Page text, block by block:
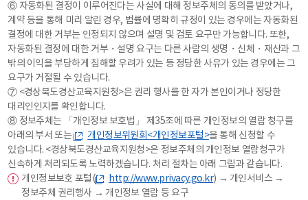
⑥ 자동화된 결정이 이루어진다는 사실에 대해 정보주체의 동의를 받았거나,
계약 등을 통해 미리 알린 경우, 법률에 명확히 규정이 있는 경우에는 자동화된
결정에 대한 거부는 인정되지 않으며 설명 및 검토 요구만 가능합니다. 또한,
자동화된 결정에 대한 거부・설명 요구는 다른 사람의 생명・신체・재산과 그
밖의 이익을 부당하게 침해할 우려가 있는 등 정당한 사유가 있는 경우에는 그
요구가 거절될 수 있습니다.
⑦ <경상북도경산교육지원청>은 권리 행사를 한 자가 본인이거나 정당한
대리인인지를 확인합니다.
⑧ 정보주체는 「개인정보 보호법」 제35조에 따른 개인정보의 열람 청구를
아래의 부서 또는
개인정보위원회<개인정보포털>을 통해 신청할 수
있습니다. <경상북도경산교육지원청>은 정보주체의 개인정보 열람청구가
신속하게 처리되도록 노력하겠습니다. 처리 절차는 아래 그림과 같습니다.
개인정보보호 포털(
http://www.privacy.go.kr) → 개인서비스 →
정보주체 권리행사 → 개인정보 열람 등 요구